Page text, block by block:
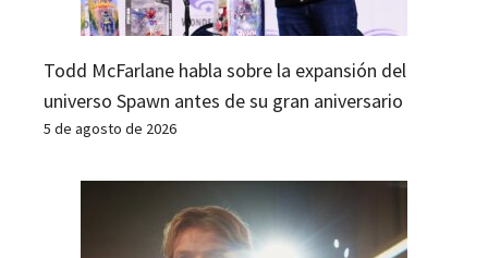
Todd McFarlane habla sobre la expansión del
universo Spawn antes de su gran aniversario
5 de agosto de 2026